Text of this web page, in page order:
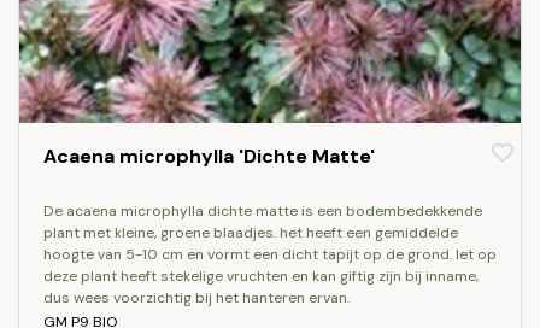
Acaena microphylla 'Dichte Matte'
de acaena microphylla dichte matte is een bodembedekkende
plant met kleine, groene blaadjes. het heeft een gemiddelde
hoogte van 5-10 cm en vormt een dicht tapijt op de grond. let op
deze plant heeft stekelige vruchten en kan giftig zijn bij inname,
dus wees voorzichtig bij het hanteren ervan.
GM P9 BIO